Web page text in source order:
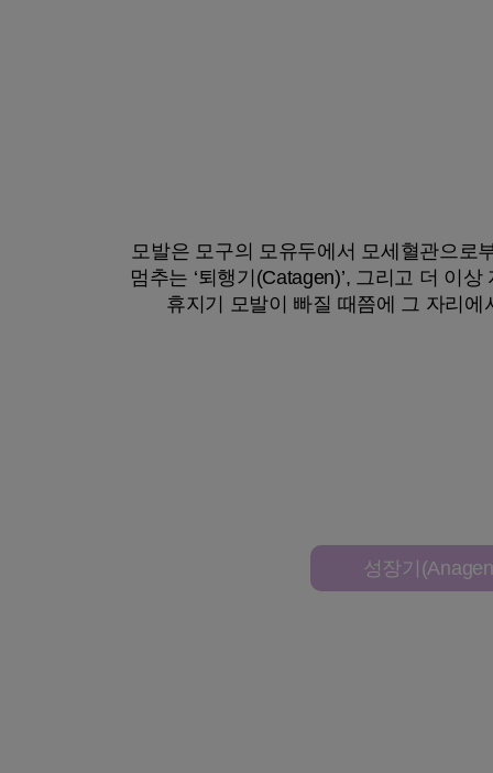
모발은 모구의 모유두에서 모세혈관으로
멈추는 ‘퇴행기(Catagen)’, 그리고 더 이
휴지기 모발이 빠질 때쯤에 그 자리
성장기